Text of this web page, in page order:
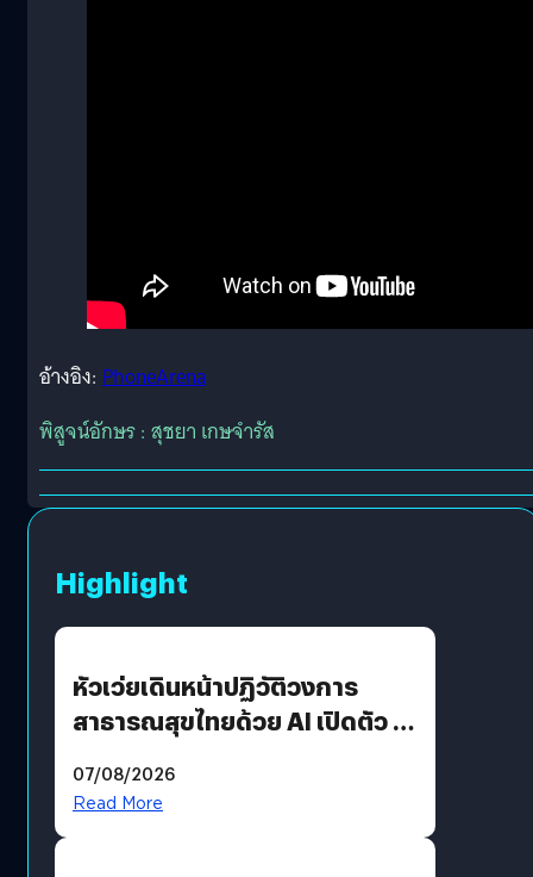
อ้างอิง: PhoneArena
พิสูจน์อักษร : สุชยา เกษจำรัส
Highlight
หัวเว่ยเดินหน้าปฏิวัติวงการ
สาธารณสุขไทยด้วย AI เปิดตัว 4
AI เพื่อการแพทย์ในประเทศไทย
07/08/2026
Read More